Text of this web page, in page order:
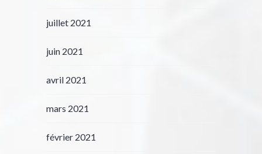
juillet 2021
juin 2021
avril 2021
mars 2021
février 2021